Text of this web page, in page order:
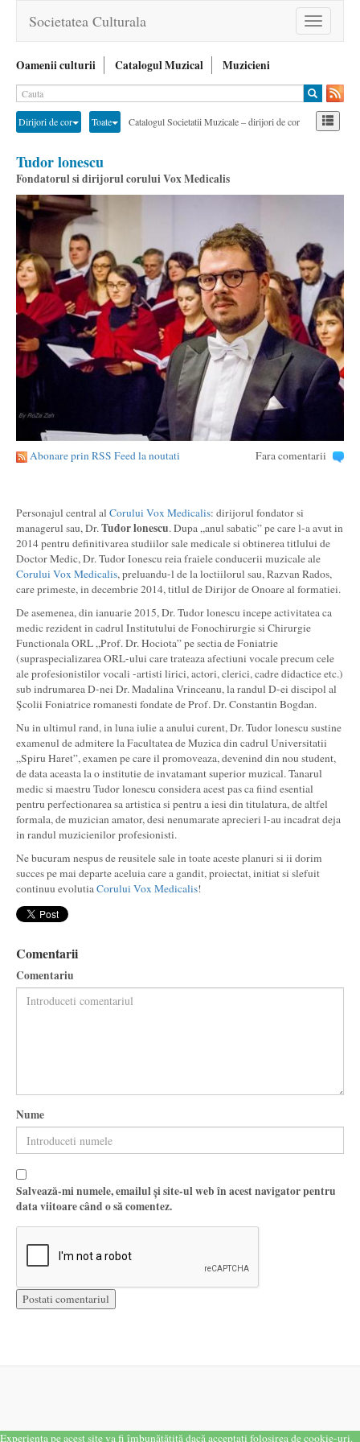
Toggle
navigation
Societatea Culturala
Oamenii culturii Catalogul Muzical Muzicieni
Dirijori de cor Toate Catalogul Societatii Muzicale – dirijori de cor
Tudor lonescu
Fondatorul si dirijorul corului Vox Medicalis
Abonare prin RSS Feed la noutati Fara comentarii
Personajul central al Corului Vox Medicalis: dirijorul fondator si
managerul sau, Dr.Tudor lonescu. Dupa „anul sabatic” pe care l-a avut in
2014 pentru definitivarea studiilor sale medicale si obtinerea titlului de
Doctor Medic, Dr. Tudor Ionescu reia fraiele conducerii muzicale ale
Corului Vox Medicalis, preluandu-l de la loctiilorul sau, Razvan Rados,
care primeste, in decembrie 2014, titlul de Dirijor de Onoare al formatiei.
De asemenea, din ianuarie 2015, Dr. Tudor lonescu incepe activitatea ca
medic rezident in cadrul Institutului de Fonochirurgie si Chirurgie
Functionala ORL „Prof. Dr. Hociota” pe sectia de Foniatrie
(supraspecializarea ORL-ului care trateaza afectiuni vocale precum cele
ale profesionistilor vocali -artisti lirici, actori, clerici, cadre didactice etc.)
sub indrumarea D-nei Dr. Madalina Vrinceanu, la randul D-ei discipol al
Şcolii Foniatrice romanesti fondate de Prof. Dr. Constantin Bogdan.
Nu in ultimul rand, in luna iulie a anului curent, Dr. Tudor lonescu sustine
examenul de admitere la Facultatea de Muzica din cadrul Universitatii
„Spiru Haret”, examen pe care il promoveaza, devenind din nou student,
de data aceasta la o institutie de invatamant superior muzical. Tanarul
medic si maestru Tudor lonescu considera acest pas ca fiind esential
pentru perfectionarea sa artistica si pentru a iesi din titulatura, de altfel
formala, de muzician amator, desi nenumarate aprecieri l-au incadrat deja
in randul muzicienilor profesionisti.
Ne bucuram nespus de reusitele sale in toate aceste planuri si ii dorim
succes pe mai departe aceluia care a gandit, proiectat, initiat si slefuit
continuu evolutiaCorului Vox Medicalis!
Comentarii
Comentariu
Nume
Salvează-mi numele, emailul și site-ul web în acest navigator pentru
data viitoare când o să comentez.
Experiența pe acest site va fi îmbunătățită dacă acceptați folosirea de cookie-uri.